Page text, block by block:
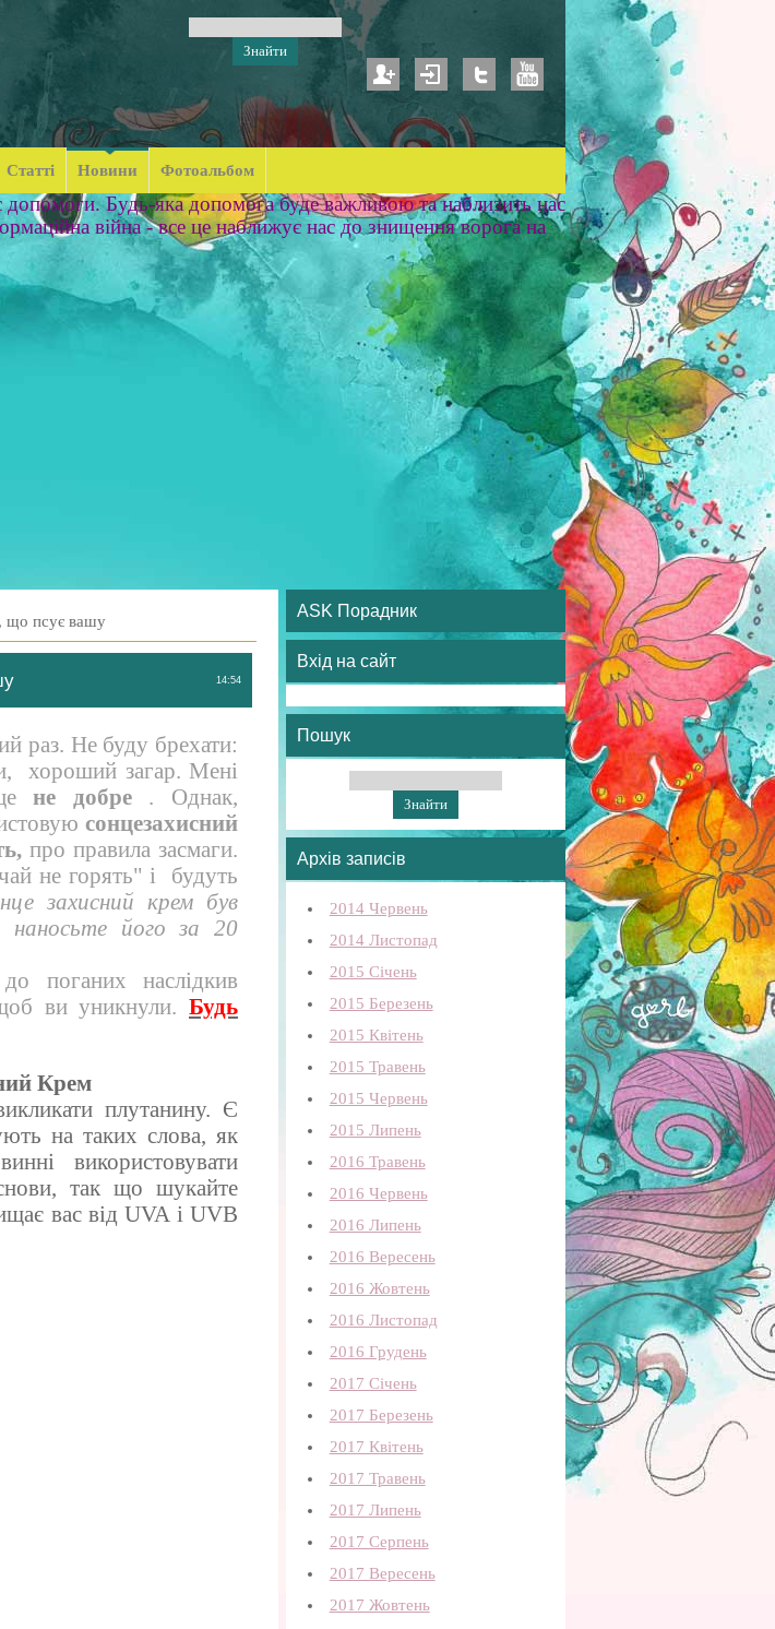
Статті Новини Фотоальбом
Будь-яка допомога буде важливою та наблизить нас
війна - все це наближує нас до знищення ворога на
що псує вашу
14:54
раз. Не буду брехати:
хороший загар. Мені
не добре
. Однак,
сонцезахисний
про правила засмаги.
не горять" і будуть
захисний крем був
наносьте його за 20
поганих наслідкив
ви уникнули. Будь
Крем
плутанину. Є
на таких слова, як
використовувати
так що шукайте
вас від UVA і UVB
ASK Порадник
Вхід на сайт
Пошук
Архів записів
2014 Червень
2014 Листопад
2015 Січень
2015 Березень
2015 Квітень
2015 Травень
2015 Червень
2015 Липень
2016 Травень
2016 Червень
2016 Липень
2016 Вересень
2016 Жовтень
2016 Листопад
2016 Грудень
2017 Січень
2017 Березень
2017 Квітень
2017 Травень
2017 Липень
2017 Серпень
2017 Вересень
2017 Жовтень